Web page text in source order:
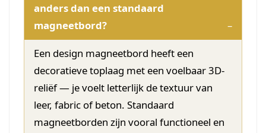
anders dan een standaard
magneetbord?
Een design magneetbord heeft een
decoratieve toplaag met een voelbaar 3D-
reliëf — je voelt letterlijk de textuur van
leer, fabric of beton. Standaard
magneetborden zijn vooral functioneel en